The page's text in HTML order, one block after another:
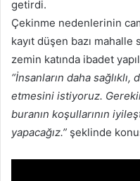
getirdi.
Çekinme nedenlerinin
kayıt düşen bazı
zemin katında ibadet
“İnsanların daha
etmesini istiyoruz.
buranın koşullarının
yapacağız.” şeklinde